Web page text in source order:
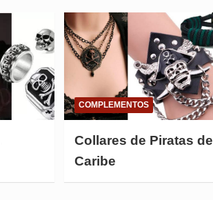
COMPLEMENTOS
Collares de Piratas del
Caribe